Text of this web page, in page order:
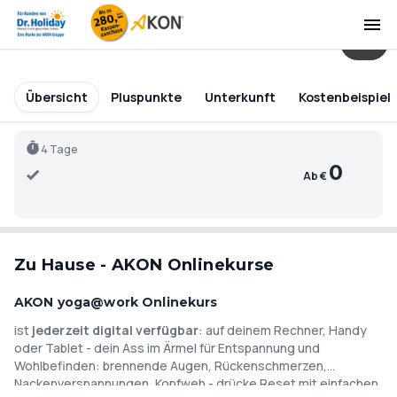
Übersicht Pluspunkte Unterkunft Kostenbeispiel
4 Tage
Ab €0
Zu Hause - AKON Onlinekurse
AKON yoga@work Onlinekurs
ist jederzeit digital verfügbar: auf deinem Rechner, Handy
oder Tablet - dein Ass im Ärmel für Entspannung und
Wohlbefinden: brennende Augen, Rückenschmerzen,
Nackenverspannungen, Kopfweh - drücke Reset mit einfachen